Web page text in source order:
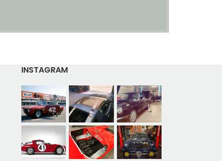
INSTAGRAM